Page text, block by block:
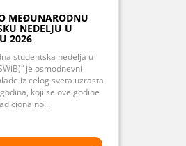
MEĐUNARODNU
NEDELJU U
2026
studentska nedelja u
je osmodnevni
iz celog sveta uzrasta
koji se ove godine